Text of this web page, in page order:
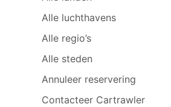
Alle luchthavens
Alle regio’s
Alle steden
Annuleer reservering
Contacteer Cartrawler